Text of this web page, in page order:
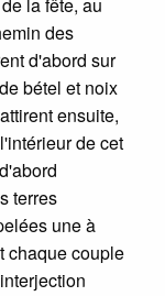
des
d'abord sur
bétel et noix
ensuite,
de cet
terres
une à
chaque couple